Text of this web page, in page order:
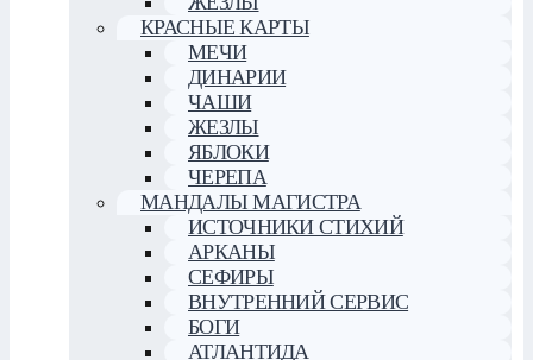
КРАСНЫЕ КАРТЫ
МЕЧИ
ДИНАРИИ
ЧАШИ
ЖЕЗЛЫ
ЯБЛОКИ
ЧЕРЕПА
МАНДАЛЫ МАГИСТРА
ИСТОЧНИКИ СТИХИЙ
АРКАНЫ
СЕФИРЫ
ВНУТРЕННИЙ СЕРВИС
БОГИ
АТЛАНТИДА